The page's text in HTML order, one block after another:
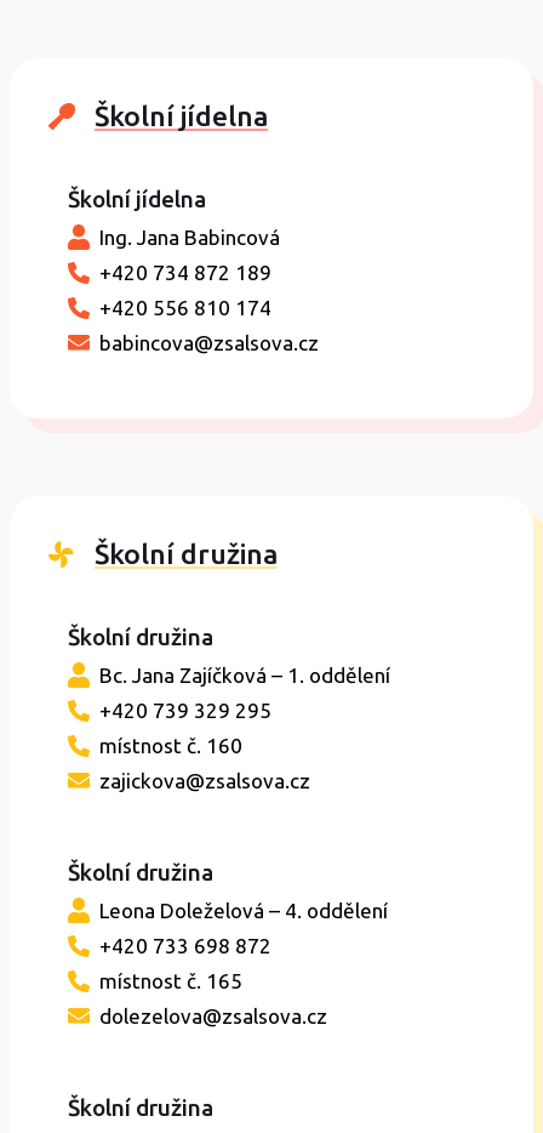
Školní jídelna
Školní jídelna
Ing. Jana Babincová
+420 734 872 189
+420 556 810 174
babincova@zsalsova.cz
Školní družina
Školní družina
Bc. Jana Zajíčková – 1. oddělení
+420 739 329 295
místnost č. 160
zajickova@zsalsova.cz
Školní družina
Leona Doleželová – 4. oddělení
+420 733 698 872
místnost č. 165
dolezelova@zsalsova.cz
Školní družina